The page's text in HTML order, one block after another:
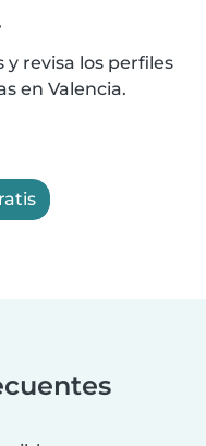
revisa los perfiles
en Valencia.